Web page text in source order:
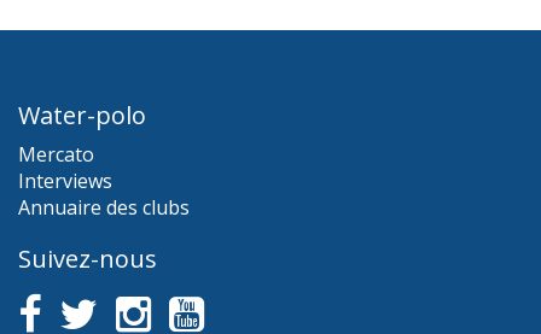
Water-polo
Mercato
Interviews
Annuaire des clubs
Suivez-nous